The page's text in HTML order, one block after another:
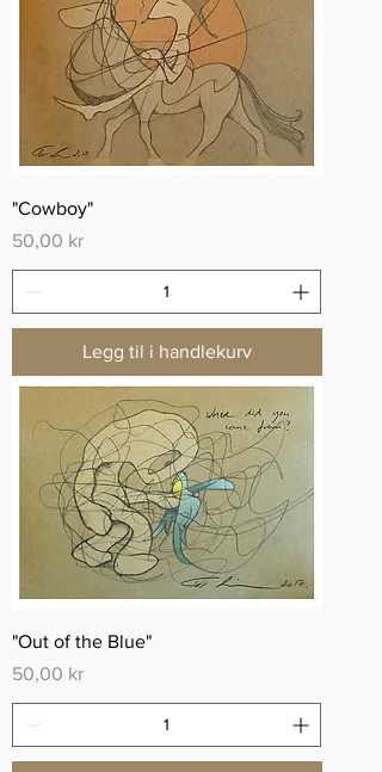
"Cowboy"
Pris
50,00 kr
Legg til i handlekurv
"Out of the Blue"
Pris
50,00 kr